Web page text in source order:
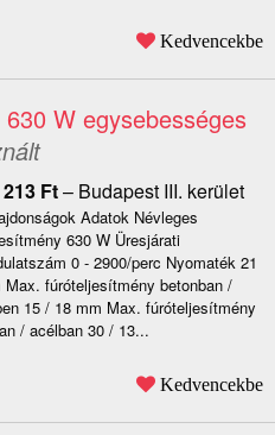
Kedvencekbe
W egysebességes
Ft– Budapest III. kerület
Adatok Névleges
630 W Üresjárati
0 - 2900/perc Nyomaték 21
Max. fúróteljesítmény betonban /
15 / 18 mm Max. fúróteljesítmény
/ acélban 30 / 13...
Kedvencekbe